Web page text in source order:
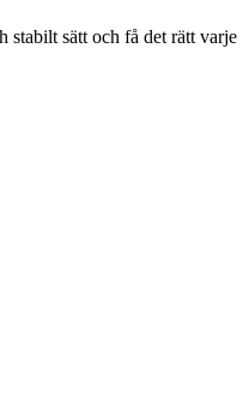
stabilt sätt och få det rätt varje